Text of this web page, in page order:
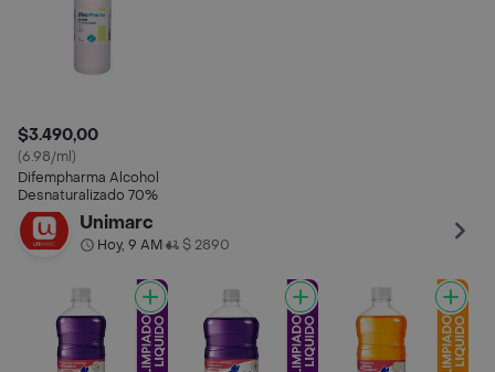
$3.490,00
(6.98/ml)
Difempharma Alcohol
Desnaturalizado 70%
Unimarc
Hoy, 9 AM• $ 2890